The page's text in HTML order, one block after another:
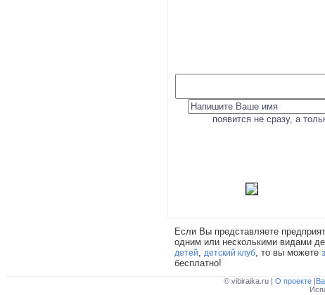
появится не сразу, а
Если Вы представляете
одним или несколькими видами
детей, детский клуб, то вы можете
бесплатно!
© vibiraika.ru | О проекте |